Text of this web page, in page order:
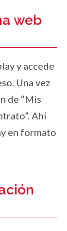
web
y accede
Una vez
de “Mis
Ahí
en formato